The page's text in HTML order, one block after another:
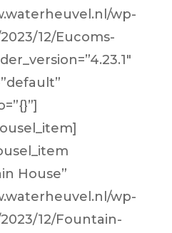
wp-
12/Eucoms-
House”
wp-
12/Fountain-